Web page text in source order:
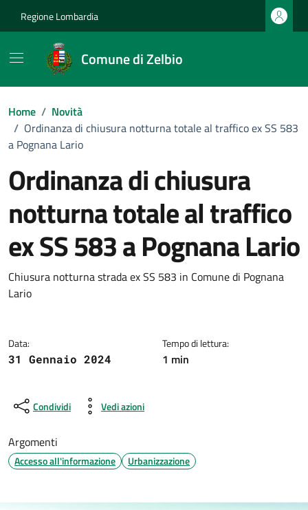
Regione Lombardia
Comune di Zelbio
Home / Novità
/ Ordinanza di chiusura notturna totale al traffico ex SS 583
a Pognana Lario
Ordinanza di chiusura
notturna totale al traffico
ex SS 583 a Pognana Lario
Dettagli della notizia
Chiusura notturna strada ex SS 583 in Comune di Pognana
Lario
Data:
31 Gennaio 2024
Tempo di lettura:
1 min
Condividi Vedi azioni
Argomenti
Accesso all'informazione Urbanizzazione